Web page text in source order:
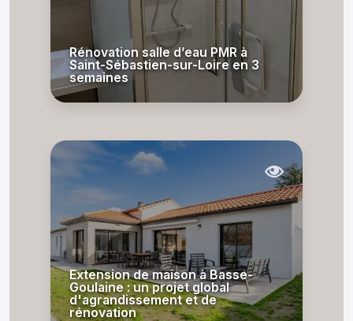
Rénovation salle d’eau PMR à
Saint-Sébastien-sur-Loire en 3
semaines
Extension de maison à Basse-
Goulaine : un projet global
d'agrandissement et de
rénovation